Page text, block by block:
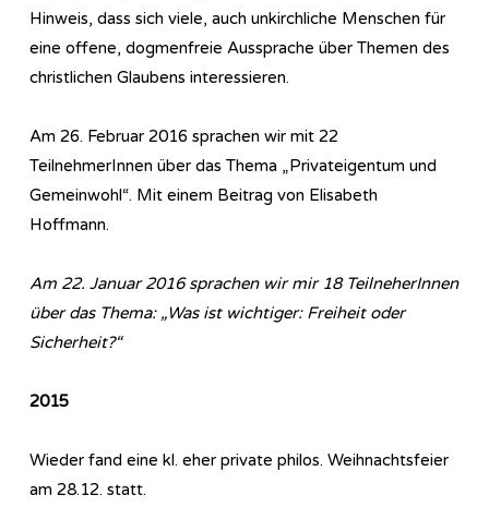
Hinweis, dass sich viele, auch unkirchliche Menschen für
eine offene, dogmenfreie Aussprache über Themen des
christlichen Glaubens interessieren.
Am 26. Februar 2016 sprachen wir mit 22
TeilnehmerInnen über das Thema „Privateigentum und
Gemeinwohl“. Mit einem Beitrag von Elisabeth
Hoffmann.
Am 22. Januar 2016 sprachen wir mir 18 TeilneherInnen
über das Thema: „Was ist wichtiger: Freiheit oder
Sicherheit?“
2015
Wieder fand eine kl. eher private philos. Weihnachtsfeier
am 28.12. statt.